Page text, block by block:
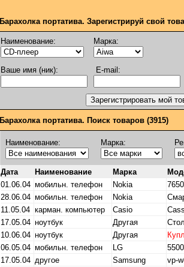
Барахолка портатива. Зарегистрируй свой
Наименование: Марка:
Ваше имя (ник): E-mail:
Барахолка портатива. Поиск товаров (3915)
Наименование: Марка:
Дата Наименование Марка
01.06.04 мобильн. телефон Nokia
28.06.04 мобильн. телефон Nokia
11.05.04 карман. компьютер Casio
17.05.04 ноутбук Другая
10.06.04 ноутбук Другая
06.05.04 мобильн. телефон LG
5500
17.05.04 другое Samsung
vp-